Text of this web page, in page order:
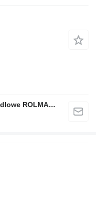
Przedsiębiorstwo Produkcyjno-Handlowe ROLMAPOL Marcin Dziekan